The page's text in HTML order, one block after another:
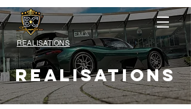
REALISATIONS
REALISATIONS